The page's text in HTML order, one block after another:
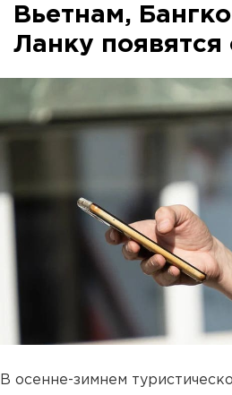
Вьетнам,
Ланку появятся
В осенне-зимнем